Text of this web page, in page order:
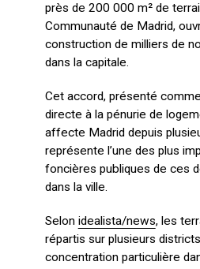
près de 200 000 m² de
Communauté de Madrid,
construction de milliers de
dans la capitale.
Cet accord, présenté
directe à la pénurie de
affecte Madrid depuis
représente l’une des plus
foncières publiques de ces
dans la ville.
Selon idealista/news, les
répartis sur plusieurs
concentration particulière